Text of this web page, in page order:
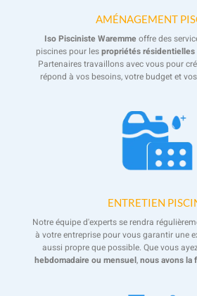
AMÉNAGEMENT
Iso Pisciniste Waremme offre des
piscines pour lespropriétés
Partenaires travaillons avec vous pour
répond à vos besoins, votre budget et
ENTRETIEN
Notre équipe d'experts se rendra
à votre entreprise pour vous garantir une
aussi propre que possible. Que vous
hebdomadaire ou mensuel,nous avons la